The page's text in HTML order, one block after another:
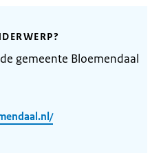
gemeente Bloemendaal